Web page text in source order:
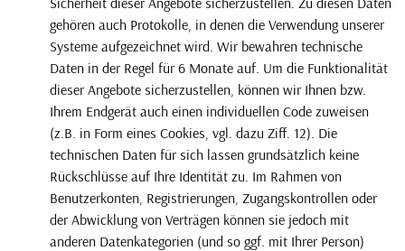
gehören auch Protokolle, in denen die Verwendung unserer
Systeme aufgezeichnet wird. Wir bewahren technische
Daten in der Regel für 6 Monate auf. Um die Funktionalität
dieser Angebote sicherzustellen, können wir Ihnen bzw.
Ihrem Endgerät auch einen individuellen Code zuweisen
(z.B. in Form eines Cookies, vgl. dazu Ziff. 12). Die
technischen Daten für sich lassen grundsätzlich keine
Rückschlüsse auf Ihre Identität zu. Im Rahmen von
Benutzerkonten, Registrierungen, Zugangskontrollen oder
der Abwicklung von Verträgen können sie jedoch mit
anderen Datenkategorien (und so ggf. mit Ihrer Person)